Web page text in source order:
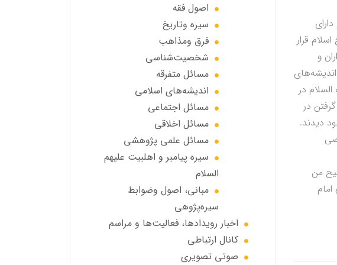
قرار
و
در
در
دیدند.
من
اصول فقه
سیره وتاریخ
فرق ومذاهب
شخصیت‌شناسی
مسائل متفرقه
انديشه‌هاي اسلامي
مسائل اجتماعي
مسائل اخلاقي
مسائل علمی پژوهشی
سيره پيامبر و اهلبيت علیهم
السلام
مبانی، اصول وضوابط
سيره‌پژوهی
اخبار رويدادها، فعاليت‌ها و مراسم
كانال ارتباطي
صوتي تصويري